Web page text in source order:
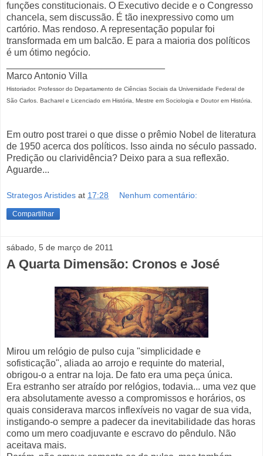
funções constitucionais. O Executivo decide e o Congresso
chancela, sem discussão. É tão inexpressivo como um
cartório. Mas rendoso. A representação popular foi
transformada em um balcão. E para a maioria dos políticos
é um ótimo negócio.
Marco Antonio Villa
Historiador. Professor do Departamento de Ciências Sociais da Universidade Federal de
São Carlos. Bacharel e Licenciado em História, Mestre em Sociologia e Doutor em História.
Em outro post trarei o que disse o prêmio Nobel de literatura
de 1950 acerca dos políticos. Isso ainda no século passado.
Predição ou clarividência? Deixo para a sua reflexão.
Aguarde...
Strategos Aristides at 17:28 Nenhum comentário:
Compartilhar
sábado, 5 de março de 2011
A Quarta Dimensão: Cronos e José
Mirou um relógio de pulso cuja "simplicidade e
sofisticação", aliada ao arrojo e requinte do material,
obrigou-o a entrar na loja. De fato era uma peça única.
Era estranho ser atraído por relógios, todavia... uma vez que
era absolutamente avesso a compromissos e horários, os
quais considerava marcos inflexíveis no vagar de sua vida,
instigando-o sempre a padecer da inevitabilidade das horas
como um mero coadjuvante e escravo do pêndulo. Não
aceitava mais.